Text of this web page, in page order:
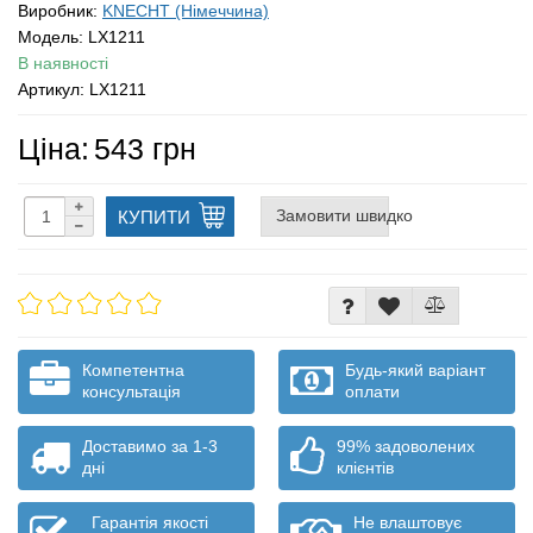
Виробник: KNECHT (Німеччина)
Модель: LX1211
В наявності
Артикул: LX1211
Ціна: 543 грн
КУПИТИ Замовити швидко
Компетентна
консультація
Будь-який варіант
оплати
Доставимо за 1-3
дні
99% задоволених
клієнтів
Гарантія якості
Не влаштовує